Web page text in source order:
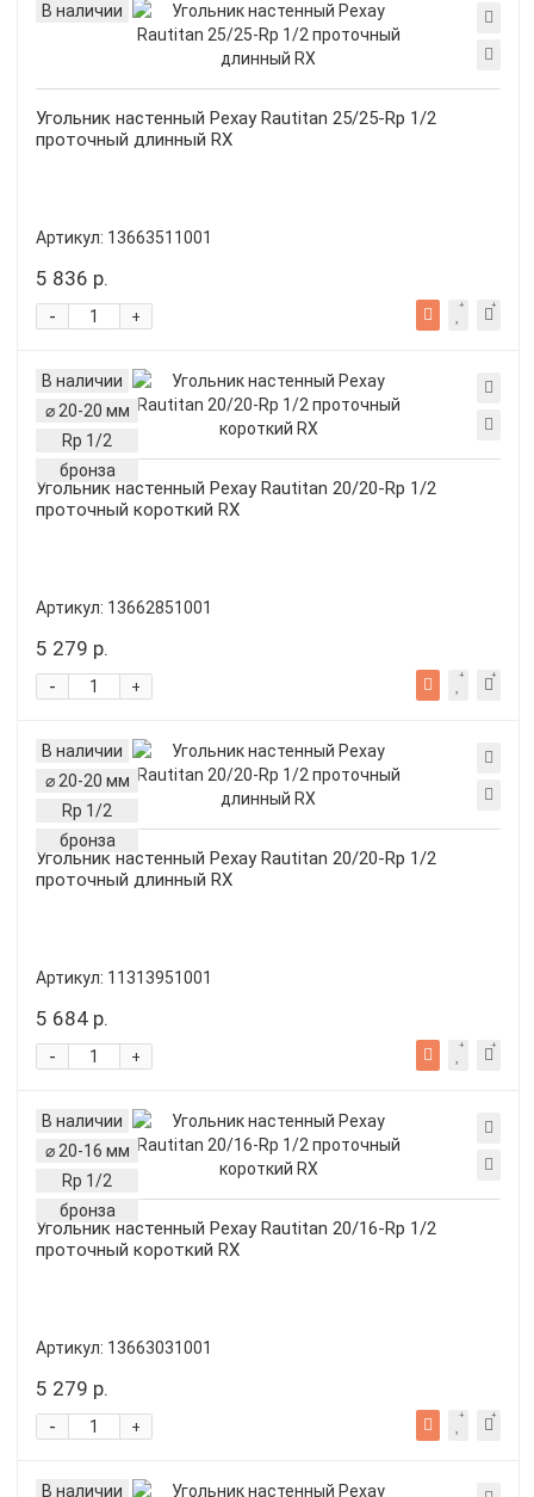
В наличии
Угольник настенный Рехау Rautitan 25/25-Rp 1/2
проточный длинный RX
Артикул: 13663511001
5 836 р.
+
-
В наличии
⌀ 20-20 мм
Rp 1/2
бронза
Угольник настенный Рехау Rautitan 20/20-Rp 1/2
проточный короткий RX
Артикул: 13662851001
5 279 р.
+
-
В наличии
⌀ 20-20 мм
Rp 1/2
бронза
Угольник настенный Рехау Rautitan 20/20-Rp 1/2
проточный длинный RX
Артикул: 11313951001
5 684 р.
+
-
В наличии
⌀ 20-16 мм
Rp 1/2
бронза
Угольник настенный Рехау Rautitan 20/16-Rp 1/2
проточный короткий RX
Артикул: 13663031001
5 279 р.
+
-
В наличии